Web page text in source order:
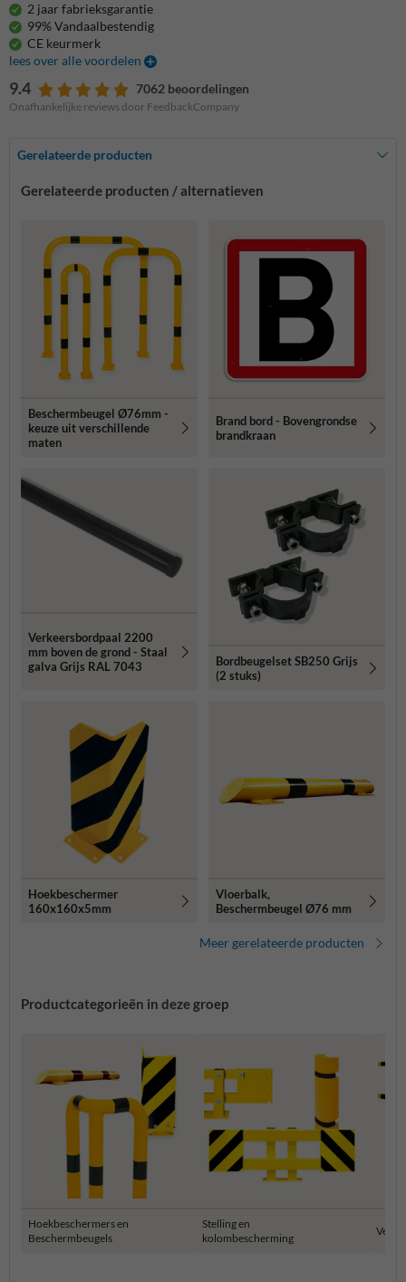
2 jaar fabrieksgarantie
99% Vandaalbestendig
CE keurmerk
lees over alle voordelen
9.4 7062 beoordelingen
Onafhankelijke reviews door FeedbackCompany
Gerelateerde producten
Gerelateerde producten / alternatieven
Beschermbeugel Ø76mm -
keuze uit verschillende
maten
Brand bord - Bovengrondse
brandkraan
Verkeersbordpaal 2200
mm boven de grond - Staal
galva Grijs RAL 7043
Bordbeugelset SB250 Grijs
(2 stuks)
Hoekbeschermer
160x160x5mm
Vloerbalk,
Beschermbeugel Ø76 mm
Meer gerelateerde producten
Productcategorieën in deze groep
Hoekbeschermers en
Beschermbeugels
Stelling en
kolombescherming